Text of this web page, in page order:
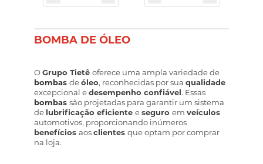
BOMBA DE ÓLEO
OGrupo Tietêoferece uma ampla variedade de
bombasdeóleo, reconhecidas por suaqualidade
excepcional edesempenho confiável. Essas
bombassão projetadas para garantir um sistema
de lubrificação eficienteeseguroemveículos
automotivos, proporcionando inúmeros
benefíciosaosclientesque optam por comprar
na loja.